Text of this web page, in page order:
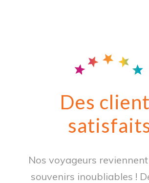
Des
Nos voyageurs
souvenirs inoubliables !